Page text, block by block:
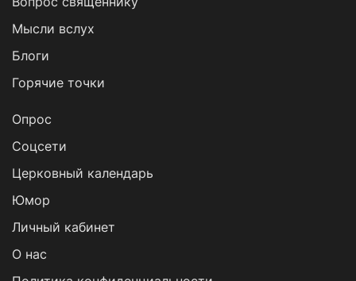
Мысли вслух
Блоги
Горячие точки
Опрос
Cоцсети
Церковный календарь
Юмор
Личный кабинет
О нас